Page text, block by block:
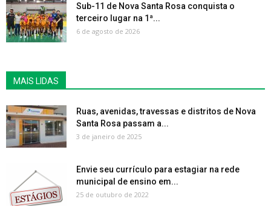
Sub-11 de Nova Santa Rosa conquista o
terceiro lugar na 1ª...
6 de agosto de 2026
MAIS LIDAS
Ruas, avenidas, travessas e distritos de Nova
Santa Rosa passam a...
3 de janeiro de 2025
Envie seu currículo para estagiar na rede
municipal de ensino em...
25 de outubro de 2022